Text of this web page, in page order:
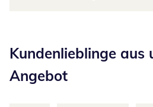
Kundenlieblinge aus
Angebot